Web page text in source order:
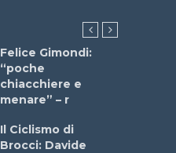
Felice Gimondi:
“poche
chiacchiere e
menare” – r
Il Ciclismo di
Brocci: Davide